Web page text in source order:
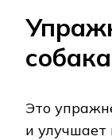
Это
и улучшает